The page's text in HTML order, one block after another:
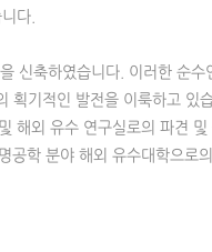
다.
신축하였습니다. 이러한 순수
획기적인 발전을 이룩하고 있
해외 유수 연구실로의 파견
학 분야 해외 유수대학으로